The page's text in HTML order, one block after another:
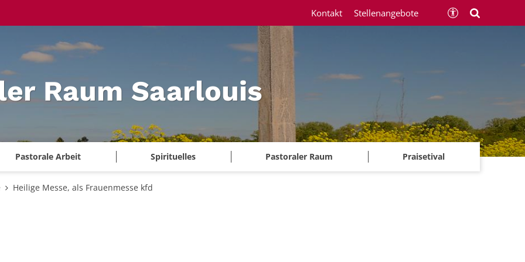
Raum Saarlouis
Pastorale Arbeit Spirituelles Pastoraler Raum Praisetival
Kontakt Stellenangebote
Heilige Messe, als Frauenmesse kfd